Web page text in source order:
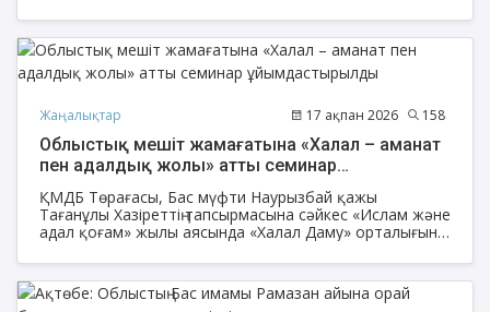
Жаңалықтар 17 ақпан 2026 158
Облыстық мешіт жамағатына «Халал – аманат
пен адалдық жолы» атты семинар
ҚМДБ Төрағасы, Бас мүфти Наурызбай қажы
Тағанұлы Хазіреттің тапсырмасына сәйкес «Ислам және
адал қоғам» жылы аясында «Халал Даму» орталығының
Әлидің ұйымдастыруымен облыстық орталық «Нұр
Ғасыр» мешітінде жамағатқа арналған «Халал –
аманат пен адалдық жолы» тақырыбында кездесу-